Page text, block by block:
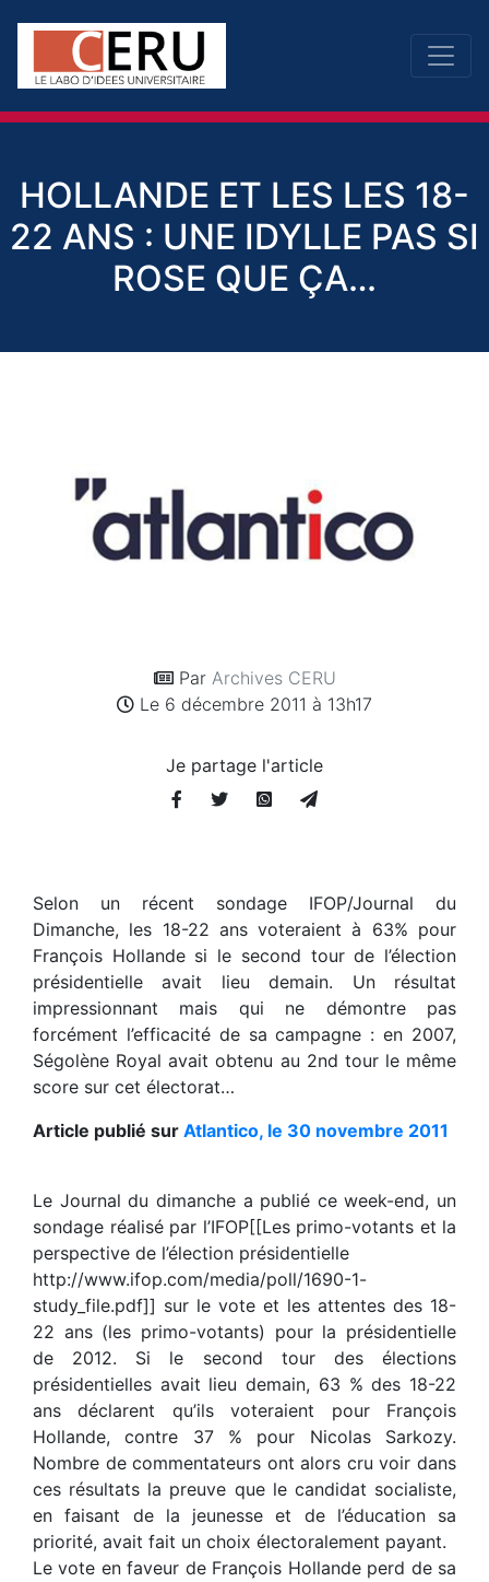
HOLLANDE ET LES LES 18-
22 ANS : UNE IDYLLE PAS SI
ROSE QUE ÇA…
Par Archives CERU
Le 6 décembre 2011 à 13h17
Je partage l'article
Selon un récent sondage IFOP/Journal du
Dimanche, les 18-22 ans voteraient à 63% pour
François Hollande si le second tour de l’élection
présidentielle avait lieu demain. Un résultat
impressionnant mais qui ne démontre pas
forcément l’efficacité de sa campagne : en 2007,
Ségolène Royal avait obtenu au 2nd tour le même
score sur cet électorat…
Article publié sur Atlantico, le 30 novembre 2011
Le Journal du dimanche a publié ce week-end, un
sondage réalisé par l’IFOP[[Les primo-votants et la
perspective de l’élection présidentielle
http://www.ifop.com/media/poll/1690-1-
study_file.pdf]] sur le vote et les attentes des 18-
22 ans (les primo-votants) pour la présidentielle
de 2012. Si le second tour des élections
présidentielles avait lieu demain, 63 % des 18-22
ans déclarent qu’ils voteraient pour François
Hollande, contre 37 % pour Nicolas Sarkozy.
Nombre de commentateurs ont alors cru voir dans
ces résultats la preuve que le candidat socialiste,
en faisant de la jeunesse et de l’éducation sa
priorité, avait fait un choix électoralement payant.
Le vote en faveur de François Hollande perd de sa